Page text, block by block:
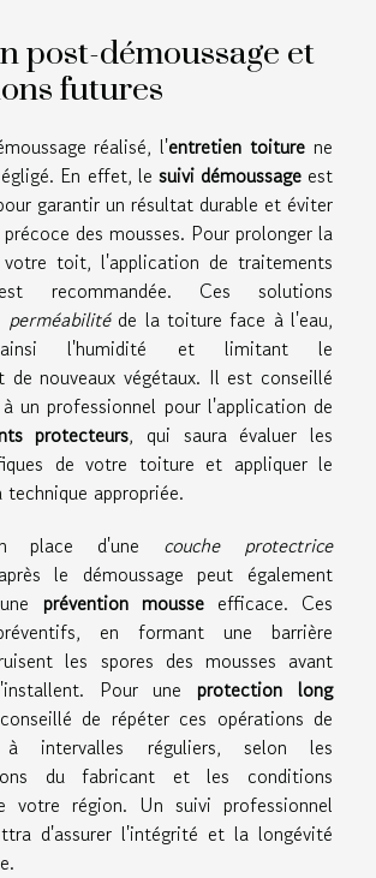
post-démoussage et
futures
réalisé, l'entretien toiture ne
En effet, le suivi démoussageest
garantir un résultat durable et éviter
des mousses. Pour prolonger la
toit, l'application de traitements
recommandée. Ces solutions
perméabilitéde la toiture face à l'eau,
ainsi l'humidité et limitant le
de nouveaux végétaux. Il est conseillé
un professionnel pour l'application de
protecteurs, qui saura évaluer les
de votre toiture et appliquer le
appropriée.
place d'une couche protectrice
le démoussage peut également
prévention mousseefficace. Ces
en formant une barrière
les spores des mousses avant
Pour une protection long
de répéter ces opérations de
à intervalles réguliers, selon les
du fabricant et les conditions
votre région. Un suivi professionnel
d'assurer l'intégrité et la longévité